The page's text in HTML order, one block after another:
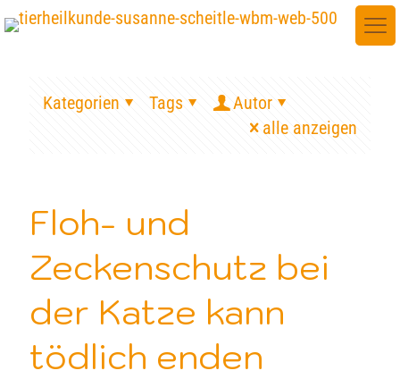
Kategorien Tags
Autor
alle anzeigen
Floh- und
Zeckenschutz bei
der Katze kann
tödlich enden